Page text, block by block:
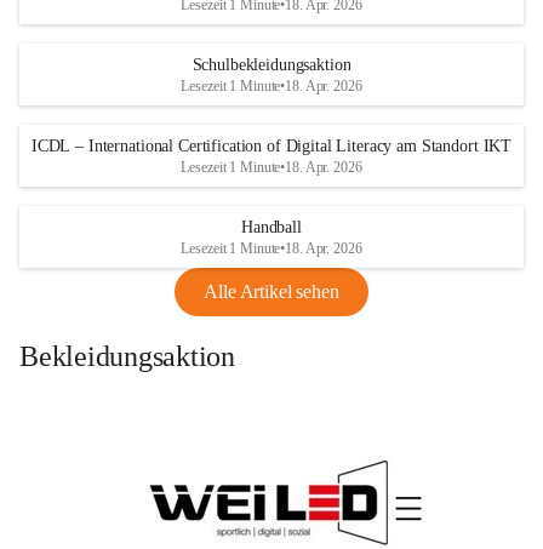
Lesezeit 1 Minute•18. Apr. 2026
Schulbekleidungsaktion
Lesezeit 1 Minute•18. Apr. 2026
ICDL – International Certification of Digital Literacy am Standort IKT
Lesezeit 1 Minute•18. Apr. 2026
Handball
Lesezeit 1 Minute•18. Apr. 2026
Alle Artikel sehen
Bekleidungsaktion